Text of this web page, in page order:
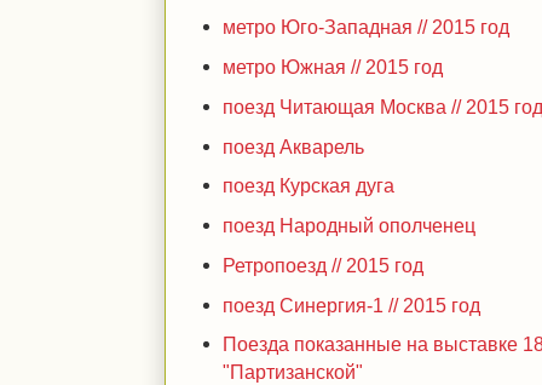
метро Юго-Западная // 2015 год
метро Южная // 2015 год
поезд Читающая Москва // 2015
поезд Акварель
поезд Курская дуга
поезд Народный ополченец
Ретропоезд // 2015 год
поезд Синергия-1 // 2015 год
Поезда показанные на выставке
"Партизанской"